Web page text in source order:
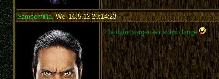
Samsemillia,We, 16.5.12 20:14:23:
Ja dafür sorgen wir schon lange